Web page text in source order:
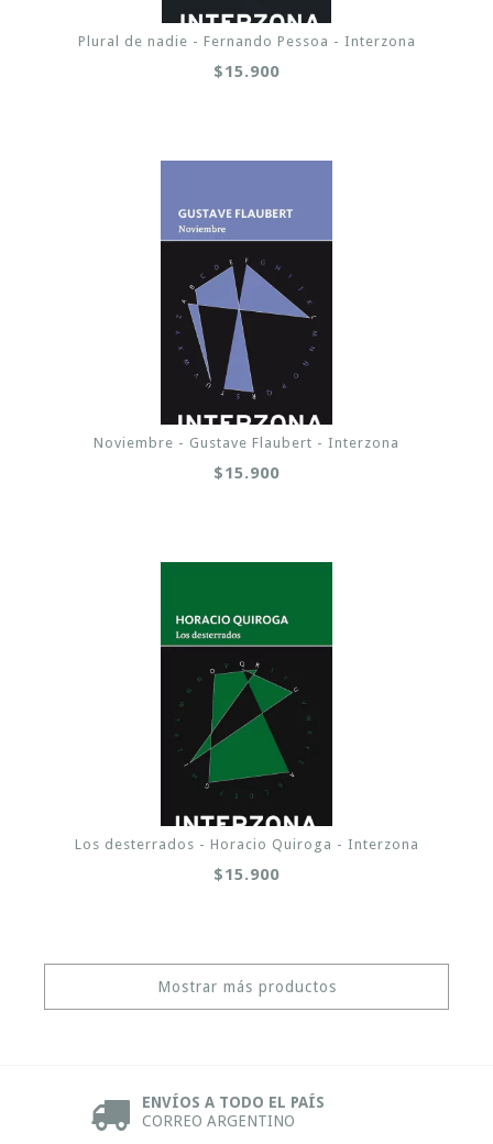
Plural de nadie - Fernando Pessoa - Interzona
$15.900
Noviembre - Gustave Flaubert - Interzona
$15.900
Los desterrados - Horacio Quiroga - Interzona
$15.900
Mostrar más productos
ENVÍOS A TODO EL PAÍS
CORREO ARGENTINO